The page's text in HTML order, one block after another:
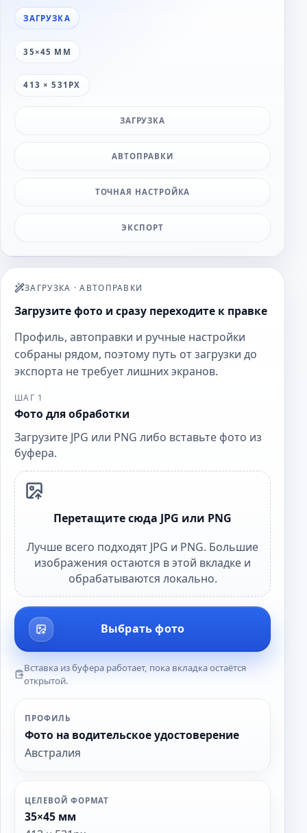
ЗАГРУЗКА
35×45 ММ
413 × 531PX
ЗАГРУЗКА
АВТОПРАВКИ
ТОЧНАЯ НАСТРОЙКА
ЭКСПОРТ
ЗАГРУЗКА ·АВТОПРАВКИ
Загрузите фото и сразу переходите к правке
Профиль, автоправки и ручные настройки
собраны рядом, поэтому путь от загрузки до
экспорта не требует лишних экранов.
ШАГ 1
Фото для обработки
Загрузите JPG или PNG либо вставьте фото из
буфера.
Перетащите сюда JPG или PNG
Лучше всего подходят JPG и PNG. Большие
изображения остаются в этой вкладке и
обрабатываются локально.
Выбрать фото
Вставка из буфера работает, пока вкладка остаётся
открытой.
ПРОФИЛЬ
Фото на водительское удостоверение
Австралия
ЦЕЛЕВОЙ ФОРМАТ
35×45 мм